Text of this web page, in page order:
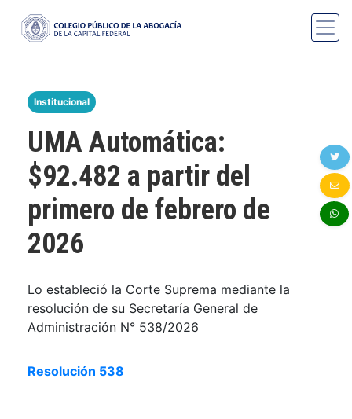
Institucional
UMA Automática:
$92.482 a partir del
primero de febrero de
2026
Lo estableció la Corte Suprema mediante la
resolución de su Secretaría General de
Administración N° 538/2026
Resolución 538